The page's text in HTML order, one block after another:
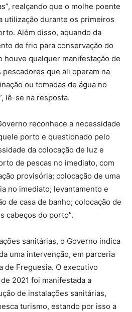
realçando que o molhe poente
utilização durante os primeiros
Além disso, aquando da
de frio para conservação do
houve qualquer manifestação de
que ali operam na
ou tomadas de água no
lê-se na resposta.
reconhece a necessidade
porto e questionado pelo
da colocação de luz e
de pescas no imediato, com
provisória; colocação de uma
no imediato; levantamento e
de casa de banho; colocação de
cabeços do porto”.
sanitárias, o Governo indica
uma intervenção, em parceria
de Freguesia. O executivo
2021 foi manifestada a
de instalações sanitárias,
turismo, estando por isso a